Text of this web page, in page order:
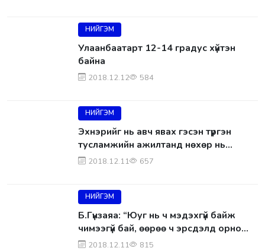
НИЙГЭМ
Улаанбаатарт 12-14 градус хүйтэн
байна
2018.12.12 584
НИЙГЭМ
Эхнэрийг нь авч явах гэсэн түргэн
тусламжийн ажилтанд нөхөр нь
согтууран танхайрч гэмтэл учруулжээ
2018.12.11 657
НИЙГЭМ
Б.Гүнзаяа: “Юуг нь ч мэдэхгүй байж
чимээгүй бай, өөрөө ч эрсдэлд орно
гэж хүмүүс анхааруулж байна“
2018.12.11 815